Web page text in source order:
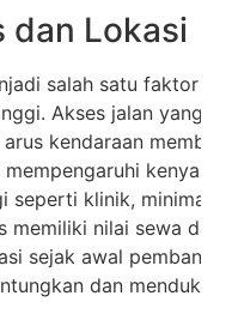
dan Lokasi
salah satu faktor
Akses jalan yang
kendaraan
seperti klinik,
memiliki nilai sewa dan
sejak awal
dan